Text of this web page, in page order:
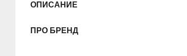
ОПИСАНИЕ
ПРО БРЕНД